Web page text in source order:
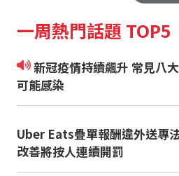
一周熱門話題 TOP5
新冠疫情持續飆升 常見八大症狀 沒發燒也
可能感染
Uber Eats疊單報酬違外送專
改善將按人連續開罰